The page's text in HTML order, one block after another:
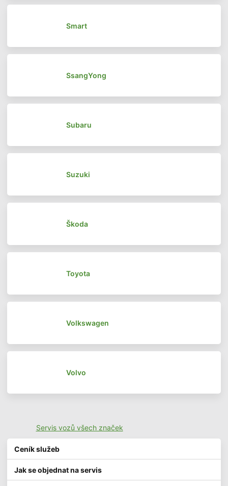
Smart
SsangYong
Subaru
Suzuki
Škoda
Toyota
Volkswagen
Volvo
Servis vozů všech značek
Ceník služeb
Jak se objednat na servis